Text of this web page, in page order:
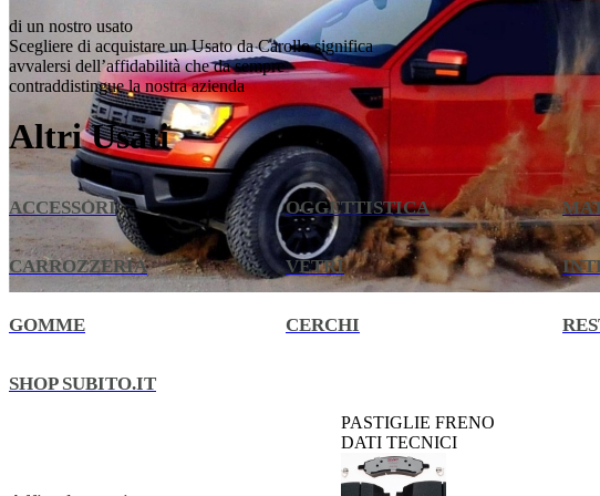
di un nostro usato
Scegliere di acquistare un Usato da Carollo significa
avvalersi dell’affidabilità che da sempre
contraddistingue la nostra azienda
Altri Usati
ACCESSORI OGGETTISTICA
CARROZZERIA VETRI
GOMME CERCHI
SHOP SUBITO.IT
PASTIGLIE FRENO
DATI TECNICI